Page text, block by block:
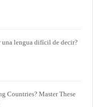
una lengua difícil de decir?
Countries? Master These